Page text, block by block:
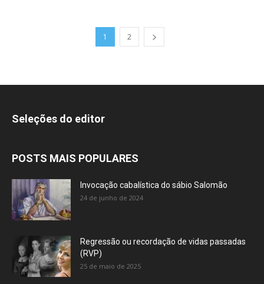
1 2
Seleções do editor
POSTS MAIS POPULARES
Invocação cabalística do sábio Salomão
24 de junho de 2024
Regressão ou recordação de vidas passadas
(RVP)
25 de maio de 2025